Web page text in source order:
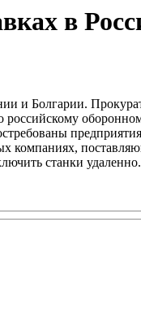
в
и Болгарии.
станки удаленно.